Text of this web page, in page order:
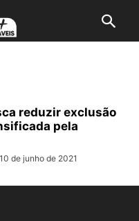
reduzir exclusão
pela
10 de junho de 2021